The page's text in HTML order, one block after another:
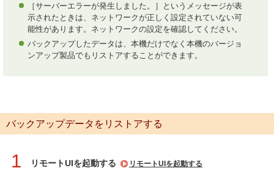
［サーバーエラーが発生しました。］というメッセージが表
示されたときは、ネットワークが正しく設定されていない可
能性があります。ネットワークの設定を確認してください。
バックアップしたデータは、本機だけでなく本機のバージョ
ンアップ製品でもリストアすることができます。
バックアップデータをリストアする
1 リモートUIを起動する リモートUIを起動する